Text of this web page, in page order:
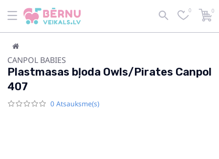
0 0
CANPOL BABIES
Plastmasas bļoda Owls/Pirates Canpol
407
0 Atsauksme(s)